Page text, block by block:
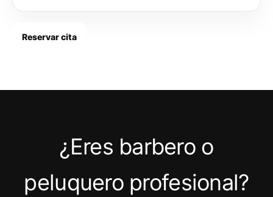
Reservar cita
¿Eres barbero o
peluquero profesional?